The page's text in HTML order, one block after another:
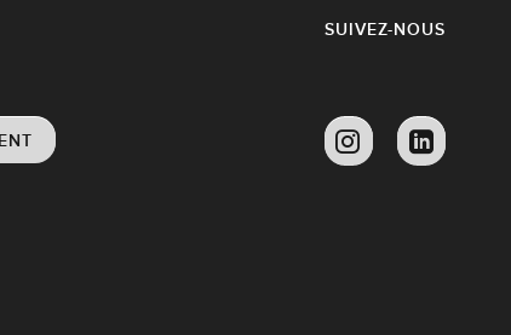
SUIVEZ-NOUS